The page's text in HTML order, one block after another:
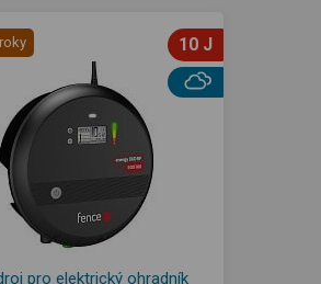
10 J
pro elektrický ohradník